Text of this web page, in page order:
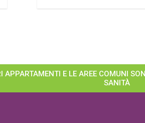
E LE AREE COMUNI
SANITÀ